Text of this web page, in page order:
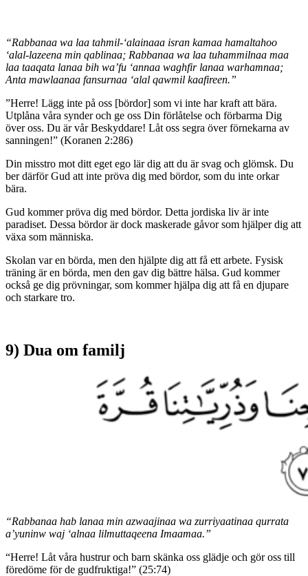
“Rabbanaa wa laa tahmil-‘alainaaa isran kamaa hamaltahoo
‘alal-lazeena min qablinaa; Rabbanaa wa laa tuhammilnaa maa
laa taaqata lanaa bih wa’fu ‘annaa waghfir lanaa warhamnaa;
Anta mawlaanaa fansurnaa ‘alal qawmil kaafireen.”
”Herre! Lägg inte på oss [bördor] som vi inte har kraft att bära.
Utplåna våra synder och ge oss Din förlåtelse och förbarma Dig
över oss. Du är vår Beskyddare! Låt oss segra över förnekarna av
sanningen!” (Koranen 2:286)
Din misstro mot ditt eget ego lär dig att du är svag och glömsk. Du
ber därför Gud att inte pröva dig med bördor, som du inte orkar
bära.
Gud kommer pröva dig med bördor. Detta jordiska liv är inte
paradiset. Dessa bördor är dock maskerade gåvor som hjälper dig att
växa som människa.
Skolan var en börda, men den hjälpte dig att få ett arbete. Fysisk
träning är en börda, men den gav dig bättre hälsa. Gud kommer
också ge dig prövningar, som kommer hjälpa dig att få en djupare
och starkare tro.
9) Dua om familj
“Rabbanaa hab lanaa min azwaajinaa wa zurriyaatinaa qurrata
a’yuninw waj ‘alnaa lilmuttaqeena Imaamaa.”
“Herre! Låt våra hustrur och barn skänka oss glädje och gör oss till
föredöme för de gudfruktiga!” (25:74)